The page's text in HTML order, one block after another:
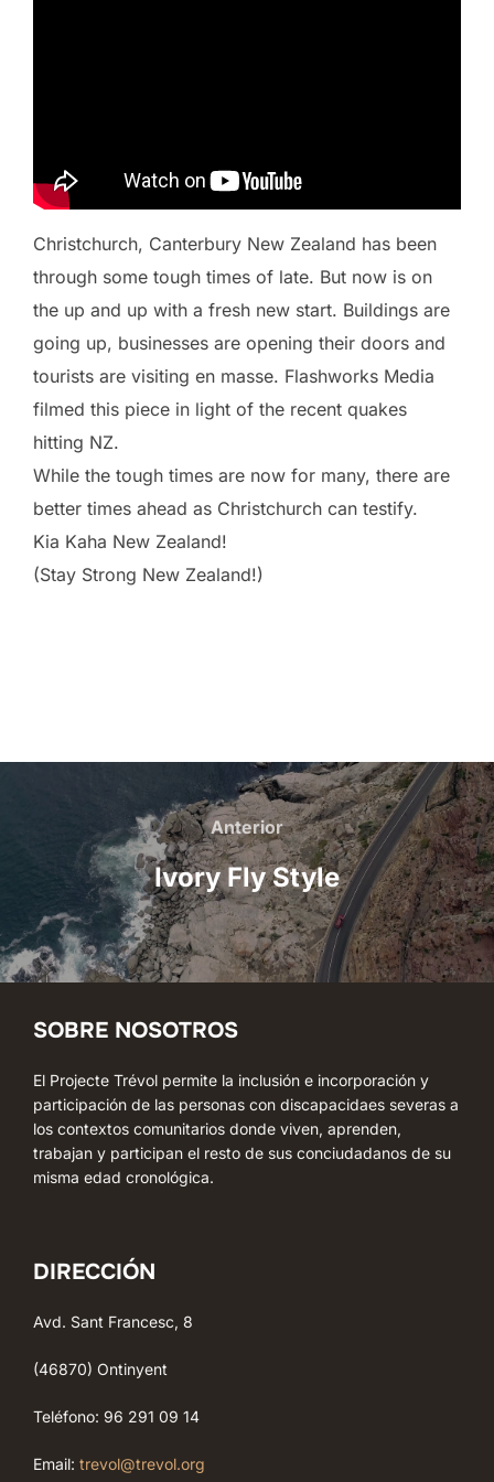
Christchurch, Canterbury New Zealand has been
through some tough times of late. But now is on
the up and up with a fresh new start. Buildings are
going up, businesses are opening their doors and
tourists are visiting en masse. Flashworks Media
filmed this piece in light of the recent quakes
hitting NZ.
While the tough times are now for many, there are
better times ahead as Christchurch can testify.
Kia Kaha New Zealand!
(Stay Strong New Zealand!)
Navegación
entradas
Anterior
Anterior
Ivory Fly Style
SOBRE NOSOTROS
El Projecte Trévol permite la inclusión e incorporación y
participación de las personas con discapacidaes severas a
los contextos comunitarios donde viven, aprenden,
trabajan y participan el resto de sus conciudadanos de su
misma edad cronológica.
DIRECCIÓN
Avd. Sant Francesc, 8
(46870) Ontinyent
Teléfono: 96 291 09 14
Email: trevol@trevol.org